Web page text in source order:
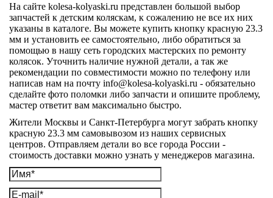
На сайте kolesa-kolyaski.ru представлен большой выбор
запчастей к детским коляскам, к сожалению не все их них
указаны в каталоге. Вы можете купить кнопку красную 23.3
мм и установить ее самостоятельно, либо обратиться за
помощью в нашу сеть городских мастерских по ремонту
колясок. Уточнить наличие нужной детали, а так же
рекомендации по совместимости можно по телефону или
написав нам на почту info@kolesa-kolyaski.ru - обязательно
сделайте фото поломки либо запчасти и опишите проблему,
мастер ответит вам максимально быстро.
Жители Москвы и Санкт-Петербурга могут забрать кнопку
красную 23.3 мм самовывозом из наших сервисных
центров. Отправляем детали во все города России -
стоимость доставки можно узнать у менеджеров магазина.